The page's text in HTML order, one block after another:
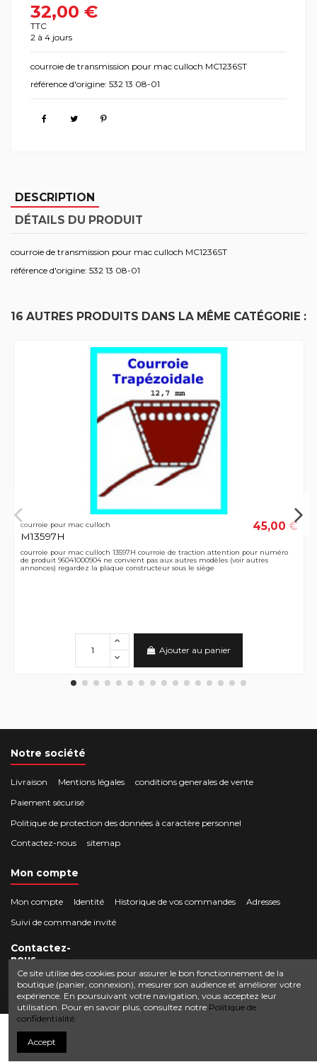
32,00 €
TTC
2 à 4 jours
courroie de transmission pour mac culloch MC1236ST
référence d'origine: 532 13 08-01
DESCRIPTION
DÉTAILS DU PRODUIT
courroie de transmission pour mac culloch MC1236ST
référence d'origine: 532 13 08-01
16 AUTRES PRODUITS DANS LA MÊME CATÉGORIE :
courroie pour mac culloch
M13597H
45,00 €
courroie pour mac culloch 13597H courroie de traction attention pour numéro
de produit 96041000904 ne convient pas aux autres modèles (voir autres
annonces) regardez la plaque constructeur sous le siège
Ajouter au panier
Notre société
Livraison Mentions légales
conditions generales de vente
Paiement sécurisé
Politique de protection des données à caractère personnel
Contactez-nous
sitemap
Mon compte
Mon compte Identité Historique de vos commandes
Adresses
Suivi de commande invité
Contactez-
nous
Crocbois-motoculture.com
50 route de Villefort 48800 Pied-de-Borne
0624436257
contact@crocbois-motoculture.com
Ce site utilise des cookies pour assurer le bon fonctionnement de la
boutique (panier, connexion), mesurer son audience et améliorer votre
expérience. En poursuivant votre navigation, vous acceptez leur
utilisation. Pour en savoir plus, consultez notre Politique de
confidentialité.
Accept